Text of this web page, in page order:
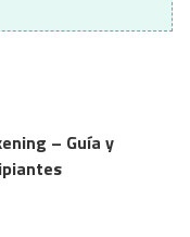
– Guía y